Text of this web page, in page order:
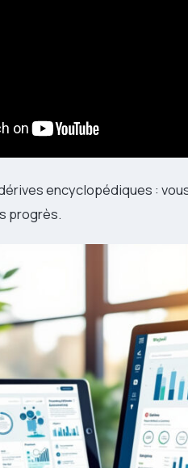
encyclopédiques :
progrès.